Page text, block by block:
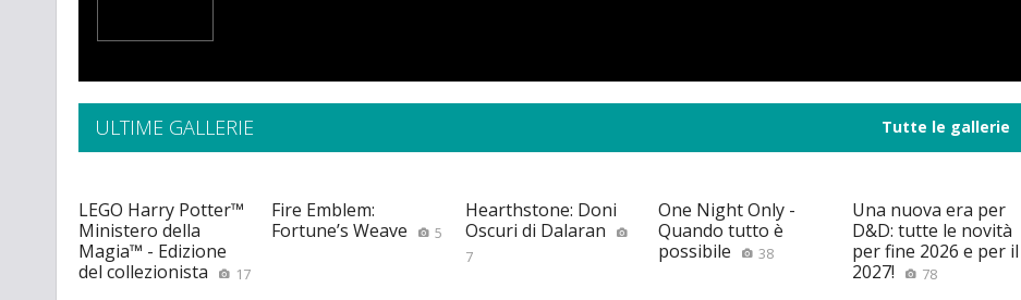
ULTIME GALLERIE Tutte le gallerie
LEGO Harry Potter™
Ministero della
Magia™ - Edizione
del collezionista
17
Fire Emblem:
Fortune’s Weave
5
Hearthstone: Doni
Oscuri di Dalaran
7
One Night Only -
Quando tutto è
possibile
38
Una nuova era per
D&D: tutte le novità
per fine 2026 e per il
2027!
78